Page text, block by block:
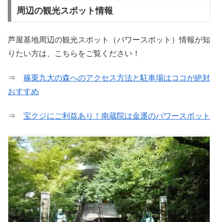
周辺の観光スポット情報
芦屋基地周辺の観光スポット（パワースポット）情報が知
りたい方は、こちらをご覧ください！
⇒ 篠栗九大の森へのアクセス方法と駐車場はココが絶対
おすすめ
⇒ 宝クジにご利益あり！南蔵院は金運のパワースポット